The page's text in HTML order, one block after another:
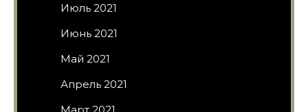
Июль 2021
Июнь 2021
Май 2021
Апрель 2021